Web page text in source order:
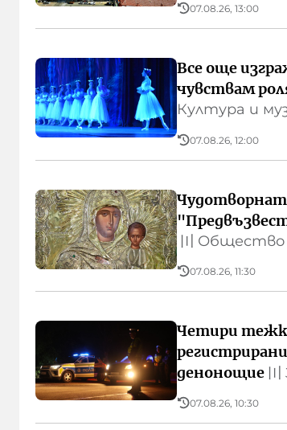
07.08.26, 13:00
Все още
чувствам
Култура и
07.08.26, 12:00
〣 Общество
07.08.26, 11:30
Четири
денонощие 〣
07.08.26, 10:30